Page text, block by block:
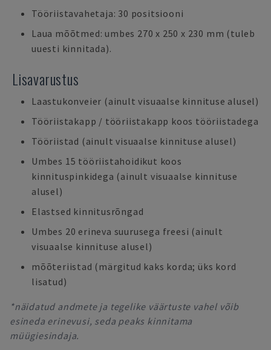
Tööriistavahetaja: 30 positsiooni
Laua mõõtmed: umbes 270 x 250 x 230 mm (tuleb
uuesti kinnitada).
Lisavarustus
Laastukonveier (ainult visuaalse kinnituse alusel)
Tööriistakapp / tööriistakapp koos tööriistadega
Tööriistad (ainult visuaalse kinnituse alusel)
Umbes 15 tööriistahoidikut koos
kinnituspinkidega (ainult visuaalse kinnituse
alusel)
Elastsed kinnitusrõngad
Umbes 20 erineva suurusega freesi (ainult
visuaalse kinnituse alusel)
mõõteriistad (märgitud kaks korda; üks kord
lisatud)
*näidatud andmete ja tegelike väärtuste vahel võib
esineda erinevusi, seda peaks kinnitama
müügiesindaja.